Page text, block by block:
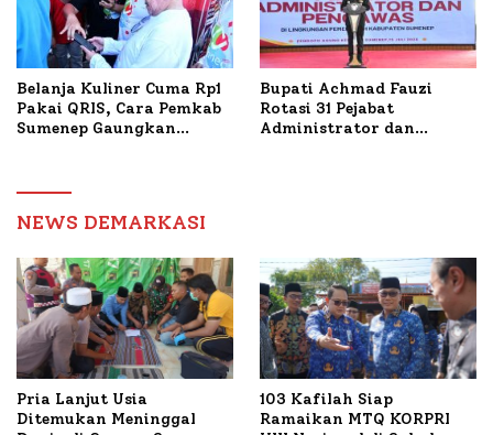
Belanja Kuliner Cuma Rp1
Pakai QRIS, Cara Pemkab
Sumenep Gaungkan
Bupati Achmad Fauzi
Rotasi 31 Pejabat
Administrator dan
NEWS DEMARKASI
Pria Lanjut Usia
Ditemukan Meninggal
103 Kafilah Siap
Ramaikan MTQ KORPRI